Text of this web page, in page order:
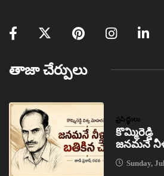
తాజా చేర్పులు
ప్రసిద్ధులు
జనమనే
Sunday,